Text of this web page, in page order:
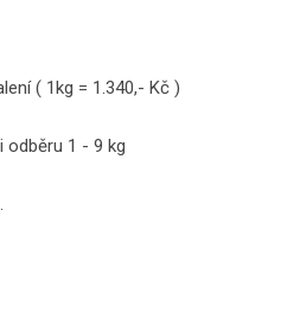
( 1kg = 1.340,- Kč )
1 - 9 kg